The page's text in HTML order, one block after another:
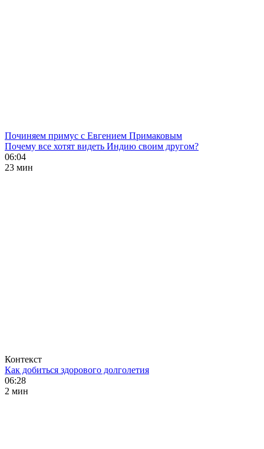
Починяем примус с Евгением Примаковым
Почему все хотят видеть Индию своим другом?
06:04
23 мин
Контекст
Как добиться здорового долголетия
06:28
2 мин